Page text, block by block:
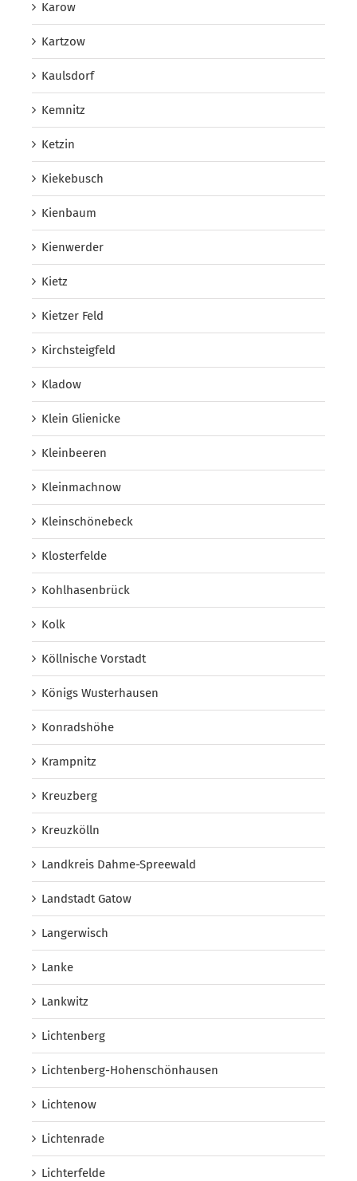
Karow
Kartzow
Kaulsdorf
Kemnitz
Ketzin
Kiekebusch
Kienbaum
Kienwerder
Kietz
Kietzer Feld
Kirchsteigfeld
Kladow
Klein Glienicke
Kleinbeeren
Kleinmachnow
Kleinschönebeck
Klosterfelde
Kohlhasenbrück
Kolk
Köllnische Vorstadt
Königs Wusterhausen
Konradshöhe
Krampnitz
Kreuzberg
Kreuzkölln
Landkreis Dahme-Spreewald
Landstadt Gatow
Langerwisch
Lanke
Lankwitz
Lichtenberg
Lichtenberg-Hohenschönhausen
Lichtenow
Lichtenrade
Lichterfelde